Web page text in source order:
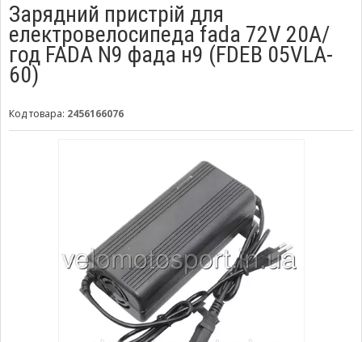
Зарядний пристрій для
електровелосипеда fada 72V 20А/
год FADA N9 фада н9 (FDEB 05VLA-
60)
Код товара: 2456166076